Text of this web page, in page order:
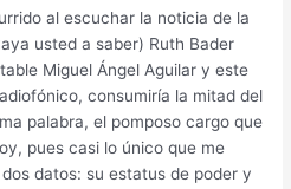
al escuchar la noticia de la
usted a saber) Ruth Bader
Miguel Ángel Aguilar y este
consumiría la mitad del
palabra, el pomposo cargo que
pues casi lo único que me
datos: su estatus de poder y